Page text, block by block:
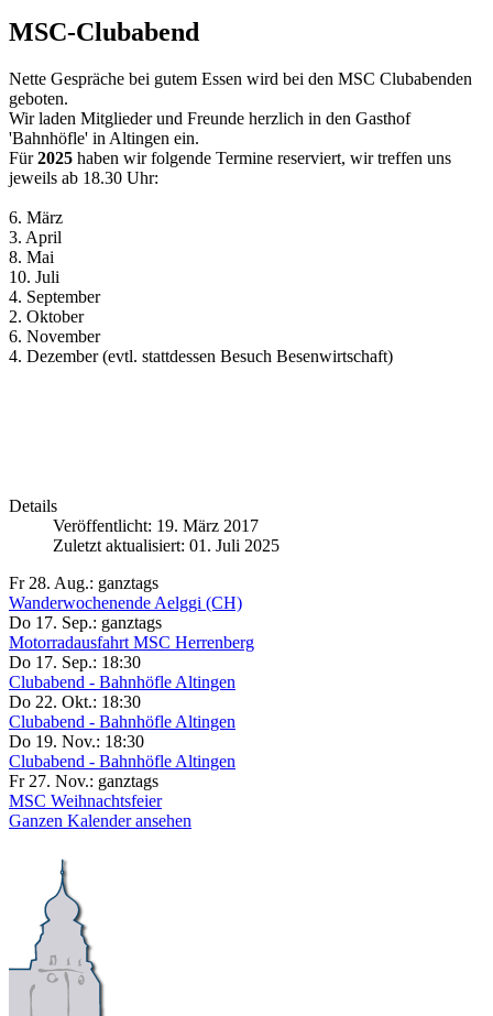
MSC-Clubabend
Nette Gespräche bei gutem Essen wird bei den MSC Clubabenden
geboten.
Wir laden Mitglieder und Freunde herzlich in den Gasthof
'Bahnhöfle' in Altingen ein.
Für2025 haben wir folgende Termine reserviert, wir treffen uns
jeweils ab 18.30 Uhr:
6. März
3. April
8. Mai
10. Juli
4. September
2. Oktober
6. November
4. Dezember (evtl. stattdessen Besuch Besenwirtschaft)
Details
Veröffentlicht: 19. März 2017
Zuletzt aktualisiert: 01. Juli 2025
Fr 28. Aug.: ganztags
Wanderwochenende Aelggi (CH)
Do 17. Sep.: ganztags
Motorradausfahrt MSC Herrenberg
Do 17. Sep.: 18:30
Clubabend - Bahnhöfle Altingen
Do 22. Okt.: 18:30
Clubabend - Bahnhöfle Altingen
Do 19. Nov.: 18:30
Clubabend - Bahnhöfle Altingen
Fr 27. Nov.: ganztags
MSC Weihnachtsfeier
Ganzen Kalender ansehen